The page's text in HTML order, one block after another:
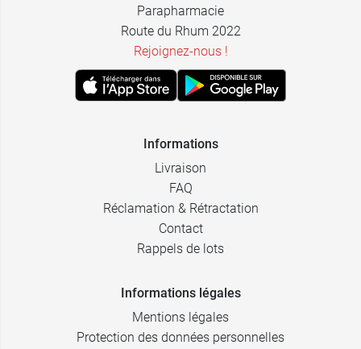
Parapharmacie
Route du Rhum 2022
Rejoignez-nous !
Informations
Livraison
FAQ
Réclamation & Rétractation
Contact
Rappels de lots
Informations légales
Mentions légales
Protection des données personnelles